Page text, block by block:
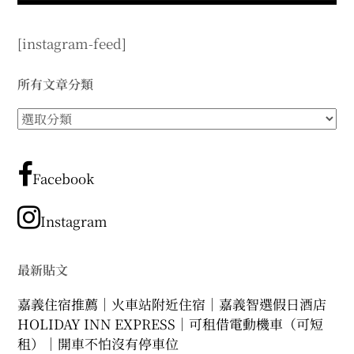
[instagram-feed]
所有文章分類
所
文
章
類
Facebook
Instagram
最新貼文
嘉義住宿推薦｜火車站附近住宿｜嘉義智選假日酒店
HOLIDAY INN EXPRESS｜可租借電動機車（可短
租）｜開車不怕沒有停車位